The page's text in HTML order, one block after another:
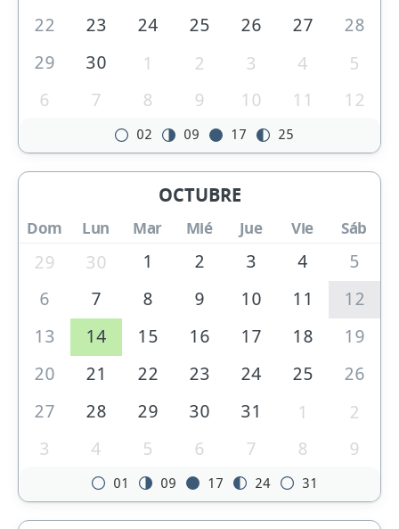
22
23 24 25 26 27
28
29
30 1 2 3 4
5
6
7 8 9 10 11 12
02 09 17 25
OCTUBRE
Dom Lun Mar Mié Jue Vie Sáb
29 30 1 2 3 4
5
6
7 8 9 10 11
12
13
14 15 16 17 18
19
20
21 22 23 24 25
26
27
28 29 30 31 1
2
3
4 5 6 7 8 9
01 09 17 24 31